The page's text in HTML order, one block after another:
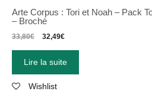
Arte Corpus : Tori et Noah – Pack
– Broché
33,80€ 32,49€
Lire la suite
Wishlist